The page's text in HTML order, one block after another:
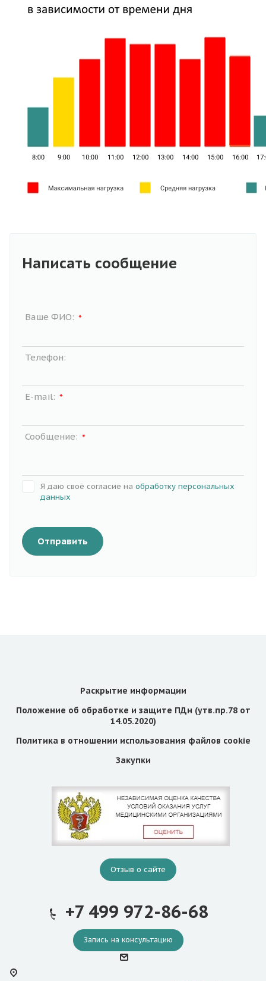
Написать сообщение
Ваше ФИО: *
Телефон:
E-mail: *
Сообщение: *
Я даю своё согласие на обработку персональных
данных
Отправить
Раскрытие информации
Положение об обработке и защите ПДн (утв.пр.78 от
14.05.2020)
Политика в отношении использования файлов cookie
Закупки
Отзыв о сайте
+7 499 972-86-68
Запись на консультацию